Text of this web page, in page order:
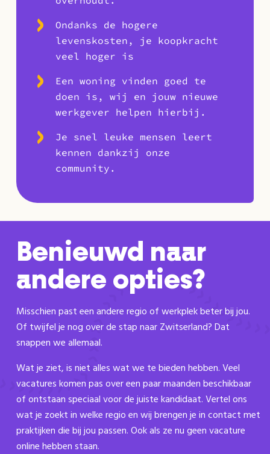
Ondanks de hogere
levenskosten, je koopkracht
veel hoger is
Een woning vinden goed te
doen is, wij en jouw nieuwe
werkgever helpen hierbij.
Je snel leuke mensen leert
kennen dankzij onze
community.
Benieuwd naar
andere opties?
Misschien past een andere regio of werkplek beter bij jou.
Of twijfel je nog over de stap naar Zwitserland? Dat
snappen we allemaal.
Wat je ziet, is niet alles wat we te bieden hebben. Veel
vacatures komen pas over een paar maanden beschikbaar
of ontstaan speciaal voor de juiste kandidaat. Vertel ons
wat je zoekt in welke regio en wij brengen je in contact met
praktijken die bij jou passen. Ook als ze nu geen vacature
online hebben staan.